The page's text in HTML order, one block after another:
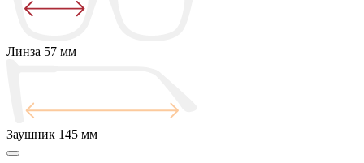
Линза 57 мм
Заушник 145 мм